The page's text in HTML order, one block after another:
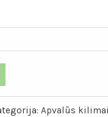
Apvalūs